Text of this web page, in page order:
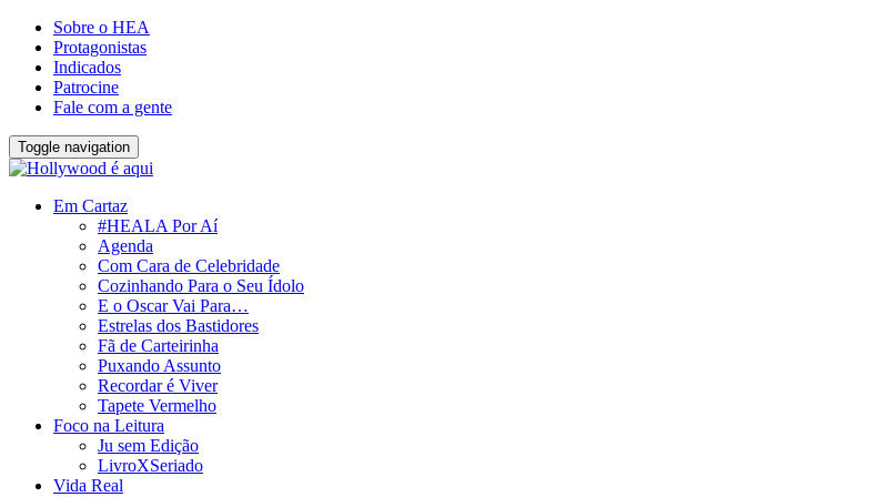
Sobre o HEA
Protagonistas
Indicados
Patrocine
Fale com a gente
Toggle navigation
Em Cartaz
#HEALA Por Aí
Agenda
Com Cara de Celebridade
Cozinhando Para o Seu Ídolo
E o Oscar Vai Para…
Estrelas dos Bastidores
Fã de Carteirinha
Puxando Assunto
Recordar é Viver
Tapete Vermelho
Foco na Leitura
Ju sem Edição
LivroXSeriado
Vida Real